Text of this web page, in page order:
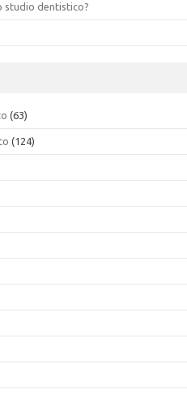
studio dentistico?
(63)
(124)